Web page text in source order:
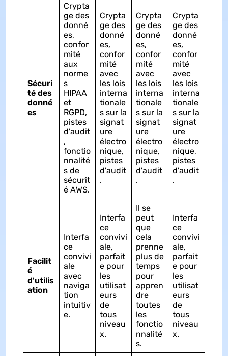
Sécuri
té des
donné
es
Crypta
ge des
donné
es,
confor
mité
aux
norme
s
HIPAA
et
RGPD,
pistes
d'audit
,
fonctio
nnalité
s de
sécurit
é AWS.
Crypta
ge des
donné
es,
confor
mité
avec
les lois
interna
tionale
s sur la
signat
ure
électro
nique,
pistes
d'audit
.
Crypta
ge des
donné
es,
confor
mité
avec
les lois
interna
tionale
s sur la
signat
ure
électro
nique,
pistes
d'audit
.
Crypta
ge des
donné
es,
confor
mité
avec
les lois
interna
tionale
s sur la
signat
ure
électro
nique,
pistes
d'audit
.
Facilit
é
d'utilis
ation
Interfa
ce
convivi
ale
avec
naviga
tion
intuitiv
e.
Interfa
ce
convivi
ale,
parfait
e pour
les
utilisat
eurs
de
tous
niveau
x.
Il se
peut
que
cela
prenne
plus de
temps
pour
appren
dre
toutes
les
fonctio
nnalité
s.
Interfa
ce
convivi
ale,
parfait
e pour
les
utilisat
eurs
de
tous
niveau
x.